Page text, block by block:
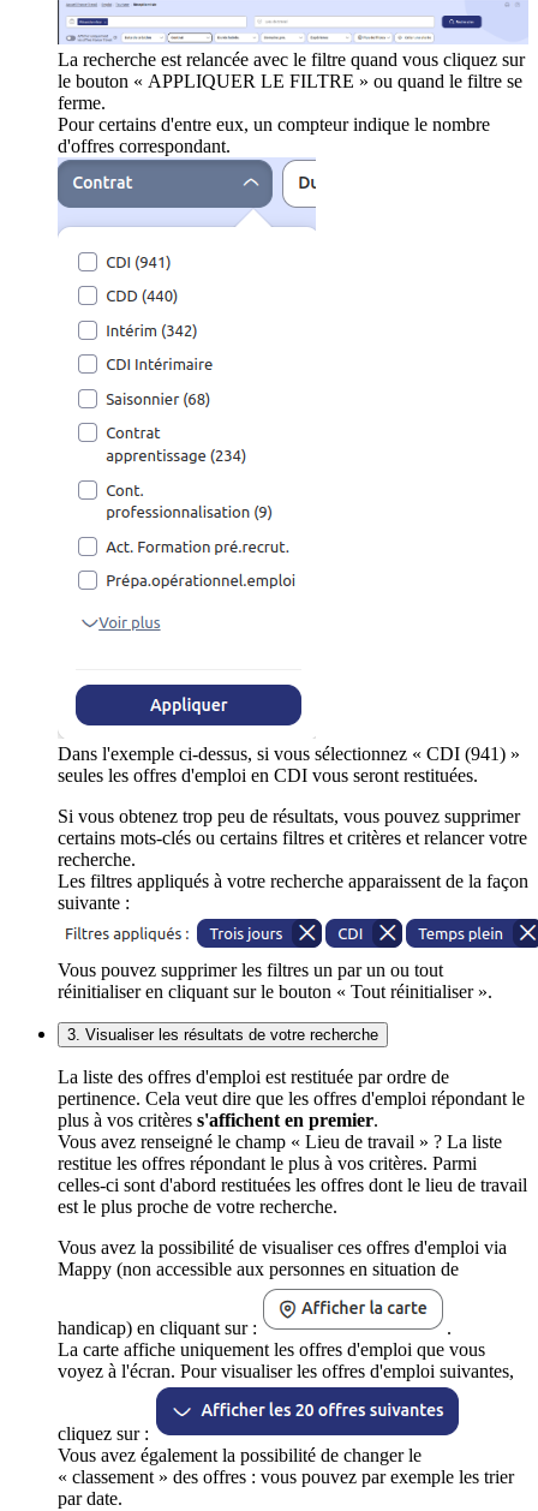
La recherche est relancée avec le filtre quand vous cliquez sur
le bouton « APPLIQUER LE FILTRE » ou quand le filtre se
ferme.
Pour certains d'entre eux, un compteur indique le nombre
d'offres correspondant.
Dans l'exemple ci-dessus, si vous sélectionnez « CDI (941) »
seules les offres d'emploi en CDI vous seront restituées.
Si vous obtenez trop peu de résultats, vous pouvez supprimer
certains mots-clés ou certains filtres et critères et relancer votre
recherche.
Les filtres appliqués à votre recherche apparaissent de la façon
suivante :
Vous pouvez supprimer les filtres un par un ou tout
réinitialiser en cliquant sur le bouton « Tout réinitialiser ».
3. Visualiser les résultats de votre recherche
La liste des offres d'emploi est restituée par ordre de
pertinence. Cela veut dire que les offres d'emploi répondant le
plus à vos critères s'affichent en premier.
Vous avez renseigné le champ « Lieu de travail » ? La liste
restitue les offres répondant le plus à vos critères. Parmi
celles-ci sont d'abord restituées les offres dont le lieu de travail
est le plus proche de votre recherche.
Vous avez la possibilité de visualiser ces offres d'emploi via
Mappy (non accessible aux personnes en situation de
handicap) en cliquant sur :
.
La carte affiche uniquement les offres d'emploi que vous
voyez à l'écran. Pour visualiser les offres d'emploi suivantes,
cliquez sur :
Vous avez également la possibilité de changer le
« classement » des offres : vous pouvez par exemple les trier
par date.